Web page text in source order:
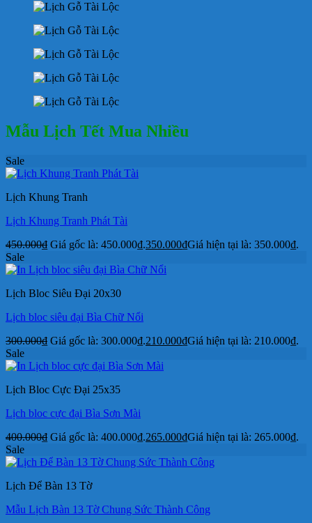
Mẫu Lịch Tết Mua Nhiều
Sale
Lịch Khung Tranh
Lịch Khung Tranh Phát Tài
450.000₫ Giá gốc là: 450.000₫.350.000₫Giá hiện tại là: 350.000₫.
Sale
Lịch Bloc Siêu Đại 20x30
Lịch bloc siêu đại Bìa Chữ Nổi
300.000₫ Giá gốc là: 300.000₫.210.000₫Giá hiện tại là: 210.000₫.
Sale
Lịch Bloc Cực Đại 25x35
Lịch bloc cực đại Bìa Sơn Mài
400.000₫ Giá gốc là: 400.000₫.265.000₫Giá hiện tại là: 265.000₫.
Sale
Lịch Để Bàn 13 Tờ
Mẫu Lịch Bàn 13 Tờ Chung Sức Thành Công